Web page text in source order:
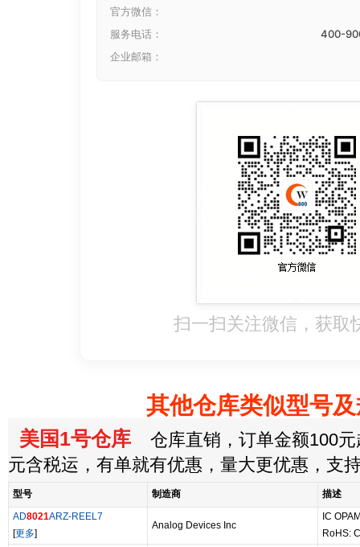
官方微信：
服务电话：
400-
企业邮箱：
扫一扫关注微信，获取
其他仓库类似型号
美国1号仓库 仓库直销，订单金额100元
元含税运，有单就有优惠，量大更优惠，支
型号 制造商
描述
AD8021ARZ-REEL7
[更多]
Analog Devices Inc
IC
RoHS: